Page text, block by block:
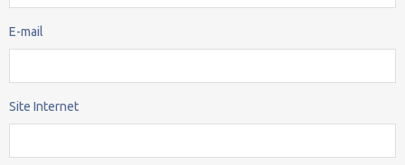
E-mail
Site Internet